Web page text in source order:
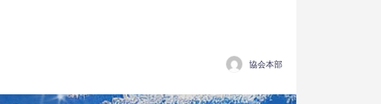
協会本部